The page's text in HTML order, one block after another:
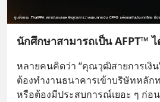
นักศึกษาสามารถเป็น AFPT™
หลายคนคิดว่า “คุณวุฒิสายการเงิน
ต้องทำงานธนาคารเข้าบริษัทหลัก
หรือต้องมีประสบการณ์เยอะ ๆ ก่อน